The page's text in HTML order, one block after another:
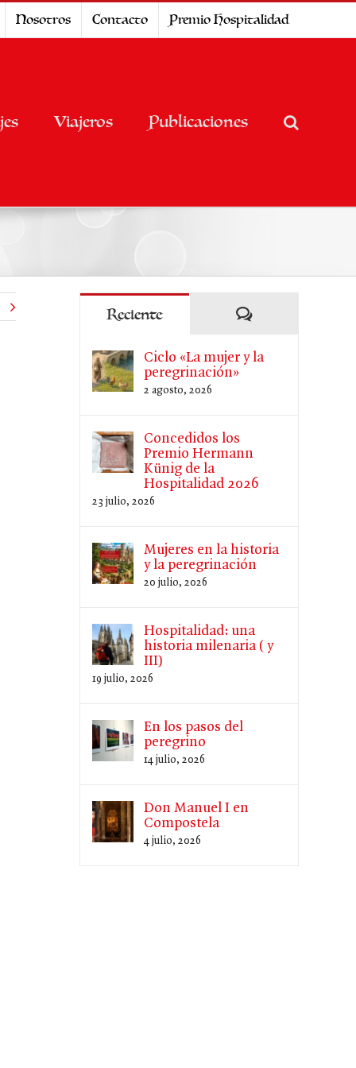
Nosotros Contacto Premio Hospitalidad
Viajeros Publicaciones
Reciente Comentarios
Ciclo «La mujer y la
peregrinación»
2 agosto, 2026
Concedidos los
Premio Hermann
Künig de la
Hospitalidad 2026
23 julio, 2026
Mujeres en la historia
y la peregrinación
20 julio, 2026
Hospitalidad: una
historia milenaria ( y
III)
19 julio, 2026
En los pasos del
peregrino
14 julio, 2026
Don Manuel I en
Compostela
4 julio, 2026